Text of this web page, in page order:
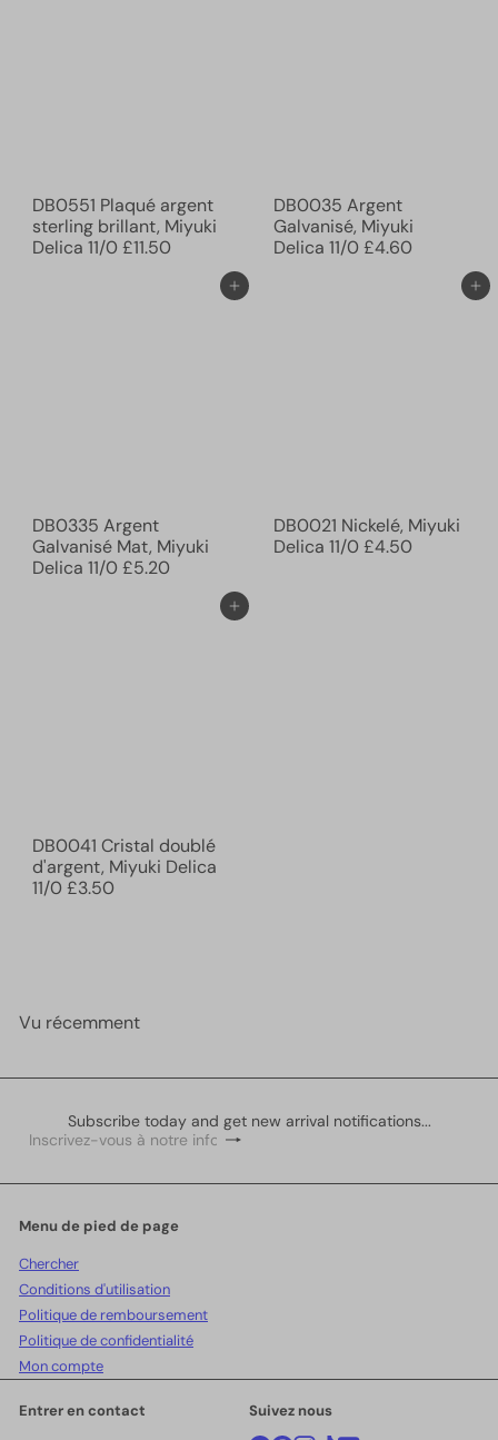
DB0551 Plaqué argent
sterling brillant, Miyuki
Delica 11/0£11.50
DB0035 Argent
Galvanisé, Miyuki
Delica 11/0£4.60
Ajouter au panier
DB0335 Argent
Galvanisé Mat, Miyuki
Delica 11/0£5.20
Ajouter au panier
DB0021 Nickelé, Miyuki
Delica 11/0£4.50
Ajouter au panier
DB0041 Cristal doublé
d'argent, Miyuki Delica
11/0£3.50
Vu récemment
Subscribe today and get new arrival notifications...
S'inscrire
Inscrivez-
à
infolettre
Menu de pied de page
Chercher
Conditions d'utilisation
Politique de remboursement
Politique de confidentialité
Mon compte
Entrer en contact
Suivez nous